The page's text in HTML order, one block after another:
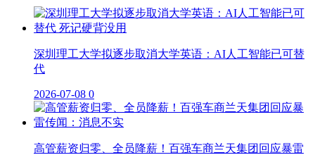
深圳理工大学拟逐步取消大学英语：AI人工智能已可替
代
2026-07-08 0
高管薪资归零、全员降薪！百强车商兰天集团回应暴雷